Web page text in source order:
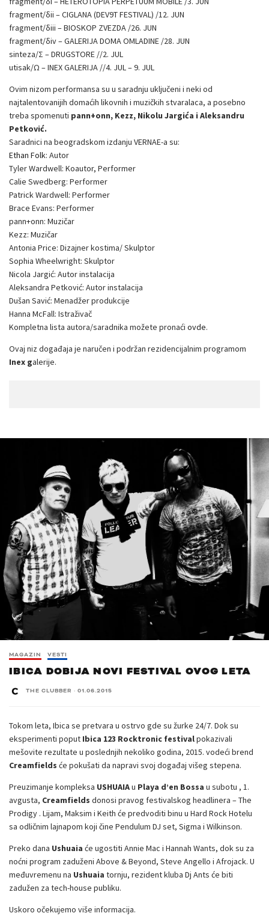
fragment/δii – CIGLANA (DEV9T FESTIVAL) /12. JUN
fragment/δiii – BIOSKOP ZVEZDA /26. JUN
fragment/δiv – GALERIJA DOMA OMLADINE /28. JUN
sinteza/Σ – DRUGSTORE //2. JUL
utisak/Ω – INEX GALERIJA //4. JUL – 9. JUL
Ovim nizom performansa su u saradnju uključeni i neki od
najtalentovanijih domaćih likovnih i muzičkih stvaralaca, a posebno
treba spomenuti pann+onn, Kezz, Nikolu Jargića i Aleksandru
Petković.
Saradnici na beogradskom izdanju VERNAE-a su:
Ethan Folk: Autor
Tyler Wardwell: Koautor, Performer
Calie Swedberg: Performer
Patrick Wardwell: Performer
Brace Evans: Performer
pann+onn: Muzičar
Kezz: Muzičar
Antonia Price: Dizajner kostima/ Skulptor
Sophia Wheelwright: Skulptor
Nicola Jargić: Autor instalacija
Aleksandra Petković: Autor instalacija
Dušan Savić: Menadžer produkcije
Hanna McFall: Istraživač
Kompletna lista autora/saradnika možete pronaći ovde.
Ovaj niz događaja je naručen i podržan rezidencijalnim programom
Inex galerije.
MAGAZIN VESTI
IBICA DOBIJA NOVI FESTIVAL OVOG LETA
THE CLUBBER · 01.06.2015
Tokom leta, Ibica se pretvara u ostrvo gde su žurke 24/7. Dok su
eksperimenti poput Ibica 123 Rocktronic festivalpokazivali
mešovite rezultate u poslednjih nekoliko godina, 2015. vodeći brend
Creamfields će pokušati da napravi svoj događaj višeg stepena.
Preuzimanje kompleksa USHUAIAu Playa d’en Bossa u subotu , 1.
avgusta, Creamfields donosi pravog festivalskog headlinera – The
Prodigy . Lijam, Maksim i Keith će predvoditi binu u Hard Rock Hotelu
sa odličnim lajnapom koji čine Pendulum DJ set, Sigma i Wilkinson.
Preko dana Ushuaia će ugostiti Annie Mac i Hannah Wants, dok su za
noćni program zaduženi Above & Beyond, Steve Angello i Afrojack. U
međuvremenu na Ushuaia tornju, rezident kluba Dj Ants će biti
zadužen za tech-house publiku.
Uskoro očekujemo više informacija.